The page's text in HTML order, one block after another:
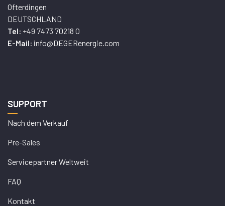
Ofterdingen
DEUTSCHLAND
Tel: +49 7473 70218 0
E-Mail: info@DEGERenergie.com
SUPPORT
Nach dem Verkauf
Pre-Sales
Servicepartner Weltweit
FAQ
Kontakt